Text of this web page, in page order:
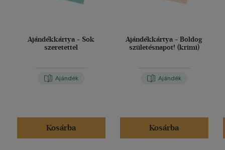
Ajándékkártya - Sok
szeretettel
Ajándék
Kosárba
Ajándékkártya - Boldog
születésnapot! (krimi)
Ajándék
Kosárba